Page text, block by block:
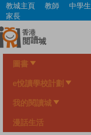
Skip
main
content
教城主頁 教師 中學生
家長
圖書
e悅讀學校計劃
我的閱讀城
漫話生活